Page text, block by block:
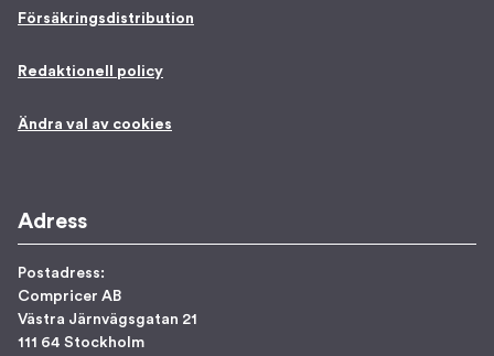
Försäkringsdistribution
Redaktionell policy
Ändra val av cookies
Adress
Postadress:
Compricer AB
Västra Järnvägsgatan 21
111 64 Stockholm